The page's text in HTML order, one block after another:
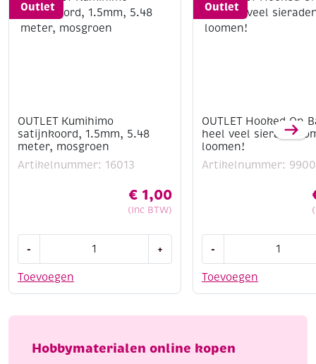
Outlet
OUTLET Kumihimo
satijnkoord, 1.5mm, 5.48
meter, mosgroen
Artikelnummer: 16013
€ 1,00
(Inc BTW)
Toevoegen
-
satijnkoord,
meter,
aantal
+
Outlet
OUTLET Hooked On
heel veel sieraden
loomen!
Artikelnummer:
Toevoegen
-
On
heel
sieraden
Hobbymaterialen online kopen